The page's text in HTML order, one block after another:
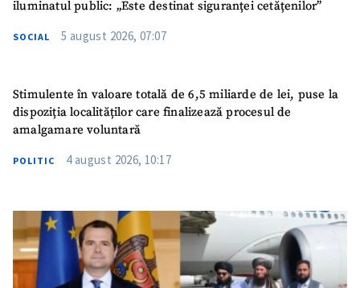
iluminatul public: „Este destinat siguranței cetățenilor”
SOCIAL 5 august 2026, 07:07
Stimulente în valoare totală de 6,5 miliarde de lei, puse la
dispoziția localităților care finalizează procesul de
amalgamare voluntară
POLITIC 4 august 2026, 10:17